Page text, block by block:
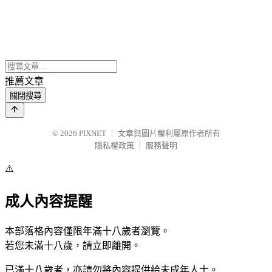
推薦文章
關閉搜尋
© 2026 PIXNET
文章與圖片權利屬原作者所有
隱私權政策
服務聲明
⚠️
成人內容提醒
本部落格內容僅限年滿十八歲者瀏覽。
若您未滿十八歲，請立即離開。